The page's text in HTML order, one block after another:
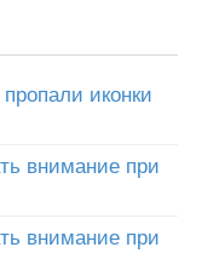
иконки
внимание при
внимание при